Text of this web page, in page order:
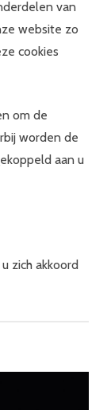
van
website zo
cookies
om de
worden de
aan u
zich akkoord